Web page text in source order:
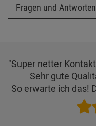
Fragen und Antworten
"Super netter
Sehr gute
So erwarte ich das!